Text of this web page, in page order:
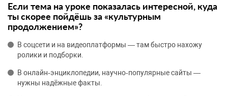
Если тема на уроке показалась интересной, куда
ты скорее пойдёшь за «культурным
продолжением»?
В соцсети и на видеоплатформы — там быстро нахожу
ролики и подборки.
В онлайн‑энциклопедии, научно‑популярные сайты —
нужны надёжные факты.